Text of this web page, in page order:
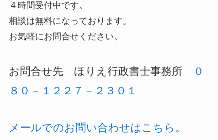
４時間受付中です。
相談は無料になっております。
お気軽にお問合せください。
お問合せ先 ほりえ行政書士事務所
０
８０－１２２７－２３０１
メールでのお問い合わせはこちら。